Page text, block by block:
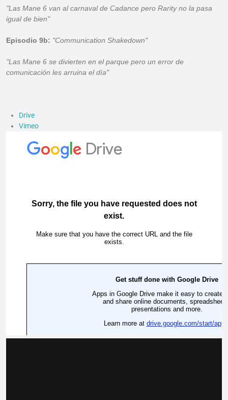
"Las Mane 6 van al carnaval de Cadance pero Rarity no la pasa
igual de bien"
Episodio 9b: "Communication Shakedown"
"Las Mane 6 se divierten en el parque pero un error de
comunicación les arruina el día"
Drive
Vimeo